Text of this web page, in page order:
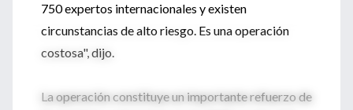
750 expertos internacionales y existen
circunstancias de alto riesgo. Es una operación
costosa", dijo.
La operación constituye un importante refuerzo de